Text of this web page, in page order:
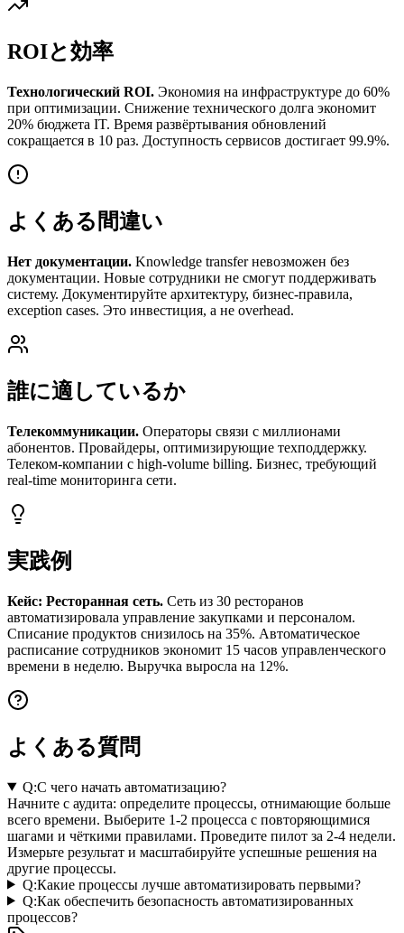
ROIと効率
Технологический ROI. Экономия на инфраструктуре до 60%
при оптимизации. Снижение технического долга экономит
20% бюджета IT. Время развёртывания обновлений
сокращается в 10 раз. Доступность сервисов достигает 99.9%.
よくある間違い
Нет документации. Knowledge transfer невозможен без
документации. Новые сотрудники не смогут поддерживать
систему. Документируйте архитектуру, бизнес-правила,
exception cases. Это инвестиция, а не overhead.
誰に適しているか
Телекоммуникации. Операторы связи с миллионами
абонентов. Провайдеры, оптимизирующие техподдержку.
Телеком-компании с high-volume billing. Бизнес, требующий
real-time мониторинга сети.
実践例
Кейс: Ресторанная сеть. Сеть из 30 ресторанов
автоматизировала управление закупками и персоналом.
Списание продуктов снизилось на 35%. Автоматическое
расписание сотрудников экономит 15 часов управленческого
времени в неделю. Выручка выросла на 12%.
よくある質問
Q:С чего начать автоматизацию?
Начните с аудита: определите процессы, отнимающие больше
всего времени. Выберите 1-2 процесса с повторяющимися
шагами и чёткими правилами. Проведите пилот за 2-4 недели.
Измерьте результат и масштабируйте успешные решения на
другие процессы.
Q:Какие процессы лучше автоматизировать первыми?
Q:Как обеспечить безопасность автоматизированных
процессов?